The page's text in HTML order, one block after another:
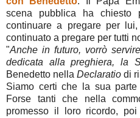
scena pubblica ha
continuare a pregare per
continuato a pregare per tutti
"Anche in futuro, vorrò
dedicata alla preghiera, la
Benedetto nella Declaratio di
Siamo certi che la sua parte
Forse tanti che nella
promesso il loro ricordo,